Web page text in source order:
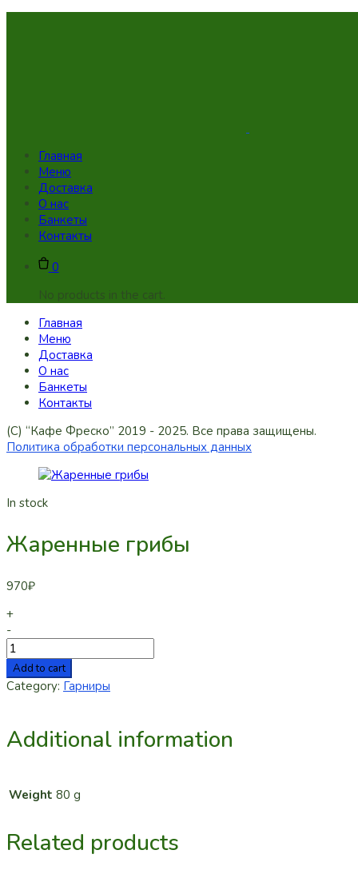
Главная
Меню
Доставка
О нас
Банкеты
Контакты
0
No products in the cart.
Главная
Меню
Доставка
О нас
Банкеты
Контакты
(C) “Кафе Фреско” 2019 - 2025. Все права защищены.
Политика обработки персональных данных
In stock
Жаренные грибы
970₽
+
-
Add to cart
Category: Гарниры
Additional information
Weight 80 g
Related products